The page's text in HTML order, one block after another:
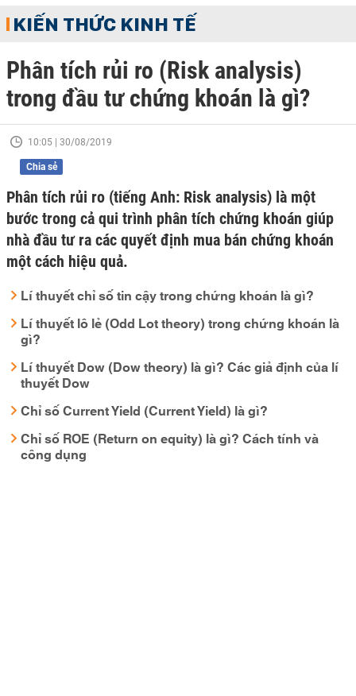
KIẾN THỨC KINH TẾ
Phân tích rủi ro (Risk analysis)
trong đầu tư chứng khoán là gì?
10:05 | 30/08/2019
Chia sẻ
Phân tích rủi ro (tiếng Anh: Risk analysis) là một
bước trong cả qui trình phân tích chứng khoán giúp
nhà đầu tư ra các quyết định mua bán chứng khoán
một cách hiệu quả.
Lí thuyết chỉ số tin cậy trong chứng khoán là gì?
Lí thuyết lô lẻ (Odd Lot theory) trong chứng khoán là
gì?
Lí thuyết Dow (Dow theory) là gì? Các giả định của lí
thuyết Dow
Chỉ số Current Yield (Current Yield) là gì?
Chỉ số ROE (Return on equity) là gì? Cách tính và
công dụng